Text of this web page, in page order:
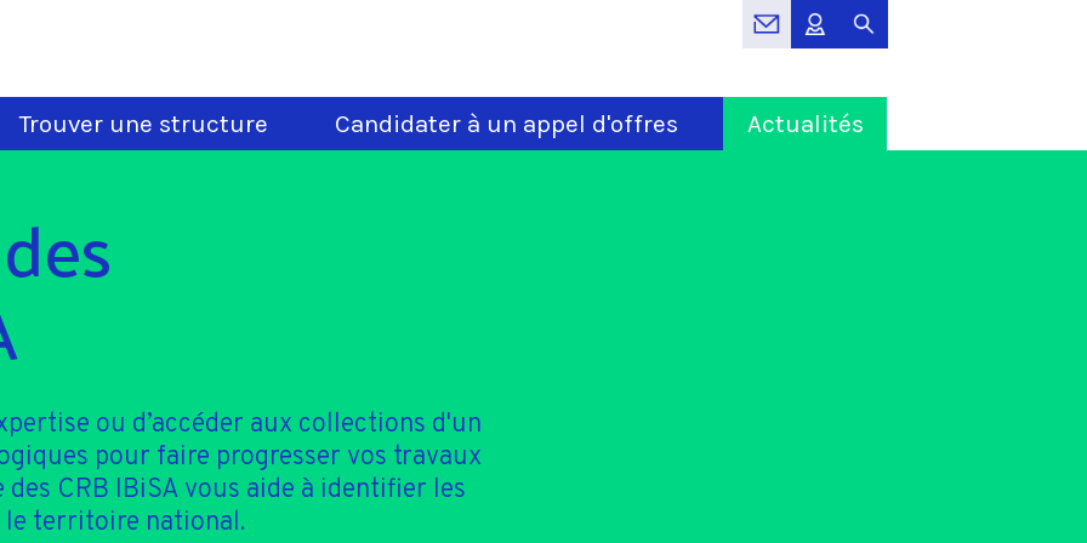
Trouver une structure Candidater à un appel d'offres Actualités
ou d’accéder aux collections d'un
pour faire progresser vos travaux
CRB IBiSA vous aide à identifier les
territoire national.